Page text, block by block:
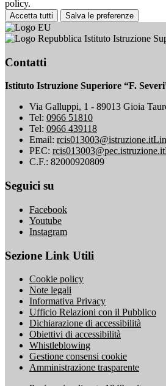
policy.
Accetta tutti Salva le preferenze
Istituto Istruzione
Contatti
Istituto Istruzione Superiore “F.
Via Galluppi, 1 - 89013 Gioia
Tel: 0966 51810
Tel: 0966 439118
Email: rcis013003@istruzione.it
PEC: rcis013003@pec.istruzione.it
C.F.: 82000920809
Seguici su
Facebook
Youtube
Instagram
Sezione Link Utili
Cookie policy
Note legali
Informativa Privacy
Ufficio Relazioni con il Pubblico
Dichiarazione di accessibilità
Obiettivi di accessibilità
Whistleblowing
Gestione consensi cookie
Amministrazione trasparente